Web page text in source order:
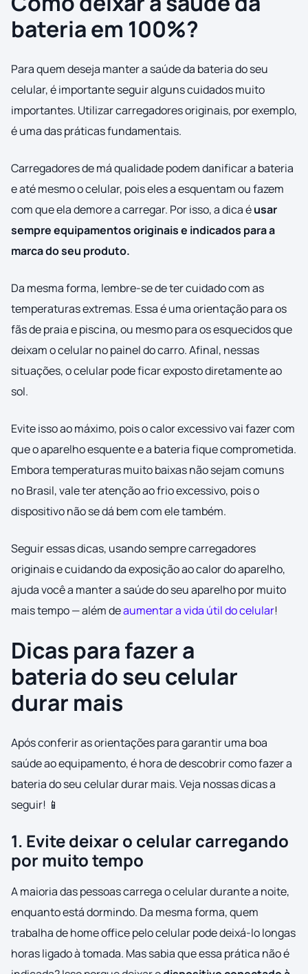
bateria em 100%?
Para quem deseja manter a saúde da bateria do seu
celular, é importante seguir alguns cuidados muito
importantes. Utilizar carregadores originais, por exemplo,
é uma das práticas fundamentais.
Carregadores de má qualidade podem danificar a bateria
e até mesmo o celular, pois eles a esquentam ou fazem
com que ela demore a carregar. Por isso, a dica éusar
sempre equipamentos originais e indicados para a
marca do seu produto.
Da mesma forma, lembre-se de ter cuidado com as
temperaturas extremas. Essa é uma orientação para os
fãs de praia e piscina, ou mesmo para os esquecidos que
deixam o celular no painel do carro. Afinal, nessas
situações, o celular pode ficar exposto diretamente ao
sol.
Evite isso ao máximo, pois o calor excessivo vai fazer com
que o aparelho esquente e a bateria fique comprometida.
Embora temperaturas muito baixas não sejam comuns
no Brasil, vale ter atenção ao frio excessivo, pois o
dispositivo não se dá bem com ele também.
Seguir essas dicas, usando sempre carregadores
originais e cuidando da exposição ao calor do aparelho,
ajuda você a manter a saúde do seu aparelho por muito
mais tempo — além deaumentar a vida útil do celular!
Dicas para fazer a
bateria do seu celular
durar mais
Após conferir as orientações para garantir uma boa
saúde ao equipamento, é hora de descobrir como fazer a
bateria do seu celular durar mais. Veja nossas dicas a
seguir! 📱
1. Evite deixar o celular carregando
por muito tempo
A maioria das pessoas carrega o celular durante a noite,
enquanto está dormindo. Da mesma forma, quem
trabalha de home office pelo celular pode deixá-lo longas
horas ligado à tomada. Mas sabia que essa prática não é